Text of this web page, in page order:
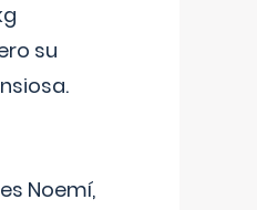
su
Noemí,